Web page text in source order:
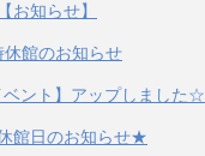
【お知らせ】
休館のお知らせ
ベント】アップしました☆
館日のお知らせ★